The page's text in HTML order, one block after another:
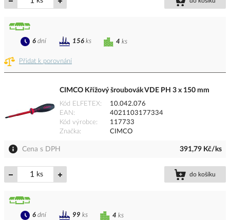
Přidat k porovnání
4 ks
6 dní 156 ks
CIMCO Křížový šroubovák VDE PH 3 x 150 mm
Kód ELFETEX
10.042.076
EAN
4021103177334
Kód výrobce
117733
Značka
CIMCO
Cena s DPH 391,79 Kč/ks
ks do košíku
4 ks
6 dní 99 ks